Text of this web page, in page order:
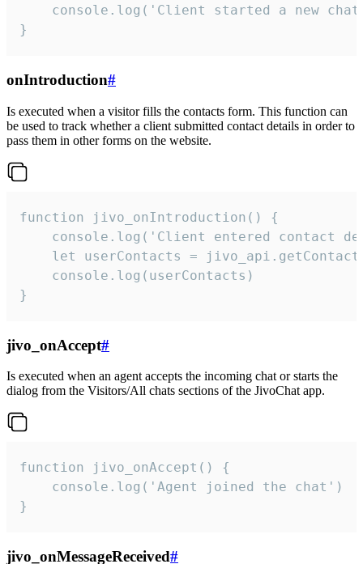
console.log('Client started a new
}
onIntroduction#
Is executed when a visitor fills the contacts form. This function can
be used to track whether a client submitted contact details in order to
pass them in other forms on the website.
function jivo_onIntroduction() {
console.log('Client entered contact
let userContacts =
    console.log(userContacts)
}
jivo_onAccept#
Is executed when an agent accepts the incoming chat or starts the
dialog from the Visitors/All chats sections of the JivoChat app.
function jivo_onAccept() {
}
jivo_onMessageReceived#